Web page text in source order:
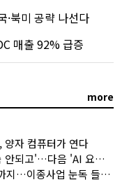
·북미 공략 나선다
매출 92% 급증
more
양자 컴퓨터가 연다
'마그네슘 되고 칼슘 안되고'…다음 'AI 요약' 갈 길은
테마파크에 요양원까지…이종사업 눈독 들이는 게임사